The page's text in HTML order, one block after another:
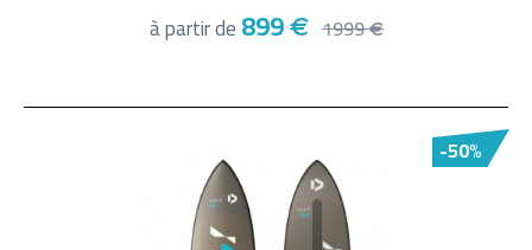
à partir de899 € 1999€
-50%